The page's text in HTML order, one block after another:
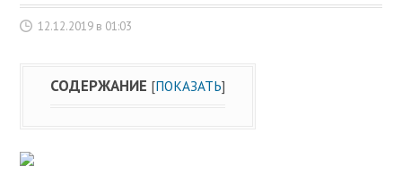
12.12.2019 в 01:03
СОДЕРЖАНИЕ [ПОКАЗАТЬ]